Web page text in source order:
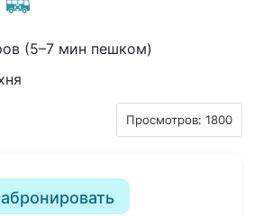
(5–7 мин пешком)
Просмотров: 1800